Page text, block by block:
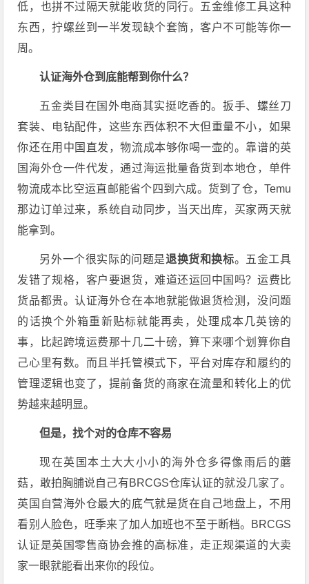
低，也拼不过隔天就能收货的同行。五金维修工具这种
东西，拧螺丝到一半发现缺个套筒，客户不可能等你一
周。
认证海外仓到底能帮到你什么？
五金类目在国外电商其实挺吃香的。扳手、螺丝刀
套装、电钻配件，这些东西体积不大但重量不小，如果
你还在用中国直发，物流成本够你喝一壶的。靠谱的英
国海外仓一件代发，通过海运批量备货到本地仓，单件
物流成本比空运直邮能省个四到六成。货到了仓，Temu
那边订单过来，系统自动同步，当天出库，买家两天就
能拿到。
另外一个很实际的问题是退换货和换标。五金工具
发错了规格，客户要退货，难道还运回中国吗？运费比
货品都贵。认证海外仓在本地就能做退货检测，没问题
的话换个外箱重新贴标就能再卖，处理成本几英镑的
事，比起跨境运费那十几二十磅，算下来哪个划算你自
己心里有数。而且半托管模式下，平台对库存和履约的
管理逻辑也变了，提前备货的商家在流量和转化上的优
势越来越明显。
但是，找个对的仓库不容易
现在英国本土大大小小的海外仓多得像雨后的蘑
菇，敢拍胸脯说自己有BRCGS仓库认证的就没几家了。
英国自营海外仓最大的底气就是货在自己地盘上，不用
看别人脸色，旺季来了加人加班也不至于断档。BRCGS
认证是英国零售商协会推的高标准，走正规渠道的大卖
家一眼就能看出来你的段位。